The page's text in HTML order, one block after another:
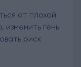
от плохой
изменить гены
риск